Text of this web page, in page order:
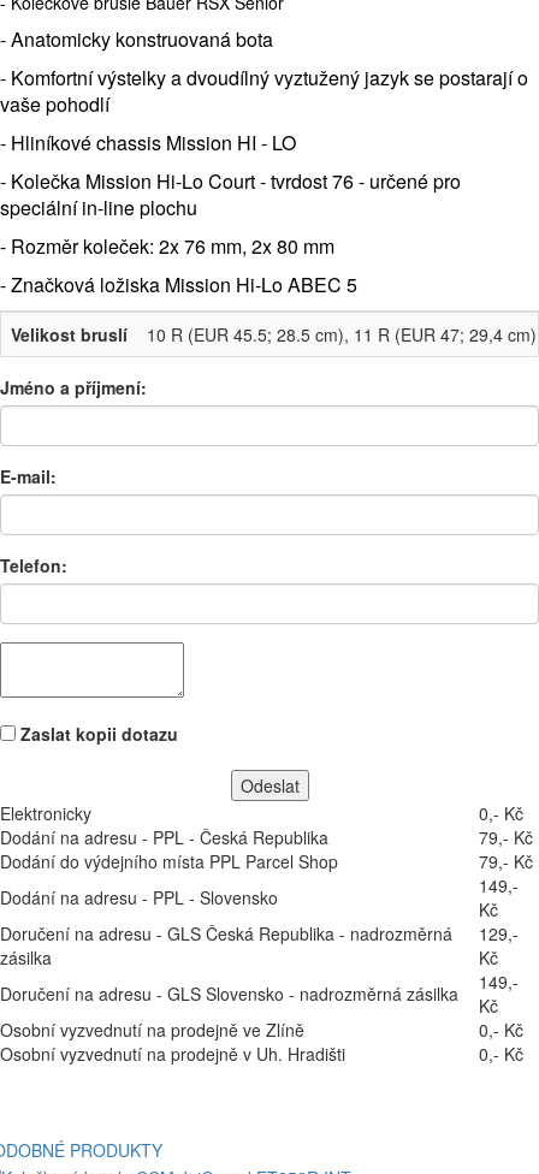
- Anatomicky konstruovaná bota
- Komfortní výstelky a dvoudílný vyztužený jazyk se postarají o
vaše pohodlí
- Hliníkové chassis Mission HI - LO
- Kolečka Mission Hi-Lo Court - tvrdost 76 - určené pro
speciální in-line plochu
- Rozměr koleček: 2x 76 mm, 2x 80 mm
- Značková ložiska Mission Hi-Lo ABEC 5
Velikost bruslí 10 R (EUR 45.5; 28.5 cm), 11 R (EUR 47; 29,4
Jméno a příjmení:
E-mail:
Telefon:
Zaslat kopii dotazu
Elektronicky
0,- Kč
Dodání na adresu - PPL - Česká Republika
79,- Kč
Dodání do výdejního místa PPL Parcel Shop
79,- Kč
Dodání na adresu - PPL - Slovensko
149,-
Kč
Doručení na adresu - GLS Česká Republika - nadrozměrná
zásilka
129,-
Kč
Doručení na adresu - GLS Slovensko - nadrozměrná zásilka
149,-
Kč
Osobní vyzvednutí na prodejně ve Zlíně
0,- Kč
Osobní vyzvednutí na prodejně v Uh. Hradišti
0,- Kč
PRODUKTY